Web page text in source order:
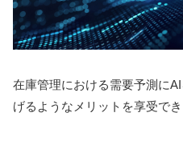
在庫管理における需要予測に
げるようなメリットを享受でき